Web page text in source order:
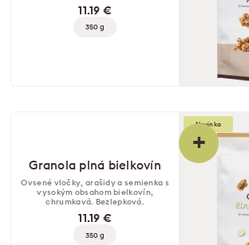
11.19 €
350 g
+
Novinka
Granola plná bielkovín
Ovsené vločky, arašidy a semienka s
vysokým obsahom bielkovín,
chrumkavá. Bezlepková.
11.19 €
350 g